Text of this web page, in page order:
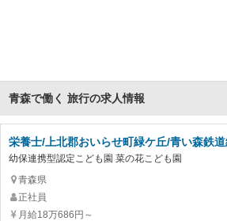
青森で働く 旅行の求人情報
栄養士/上北郡おいらせ町緑ケ丘/青い森鉄
幼保連携型認定こども園 菜の花こども園
青森県
正社員
月給18万686円～